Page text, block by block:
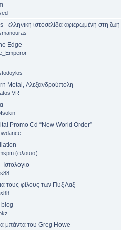
ελληνική ιστοσελίδα αφιερωμένη στη ζωή
Edge
Metal, Αλεξανδρούπολη
VR
Promo Cd “New World Order”
(φλουτσ)
τους φίλους των Πυξ Λαξ
blog
μπάντα του Greg Howe